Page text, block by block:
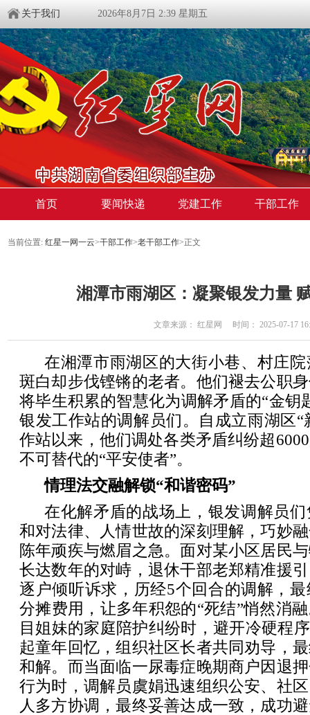
关于我们 2026年8月7日 2:39 星期五
首页 要闻快递 党建工作 干部工作
当前位置: 红星一网一云>干部工作>老干部工作>正文
湘潭市雨湖区：凝聚银发力量
文章来源： 红星网 时间： 2025-07-17
在湘潭市雨湖区的大街小巷、村庄
斑白却步伐铿锵的老者。他们褪去公职
将毕生积累的智慧化为调解矛盾的“金
银发工作站的调解员们。自成立雨湖区“
作站以来，他们调处各类矛盾纠纷超
不可替代的“平安使者”。
情理法交融解锁“和谐密码”
在化解矛盾的战场上，银发调解员
和对法律、人情世故的深刻理解，巧妙
陈年顽疾与燃眉之急。面对某小区居民
长达数年的对峙，退休干部老郑精准援
逐户倾听诉求，历经5个回合的调解，
分摊费用，让多年积怨的“死结”悄然消
目姐妹的家庭陪护纠纷时，避开冷硬程
起童年回忆，组织社区长者共同劝导，
和解。而当面临一尿毒症晚期商户因退
行为时，调解员虞娟迅速组织公安、社
人多方协调，最终妥善达成一致，成功